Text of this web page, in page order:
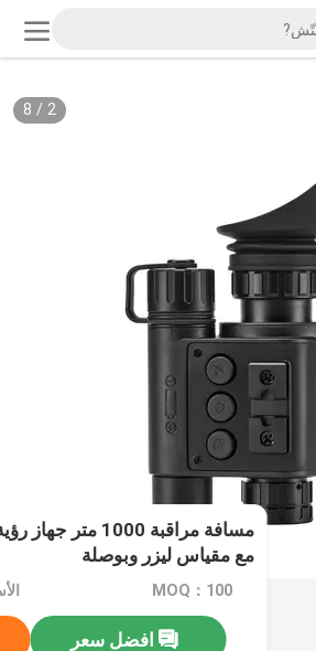
2
/
8
مسافة مراقبة
مع مقياس ليزر وبوصلة
MOQ：100
افضل سعر